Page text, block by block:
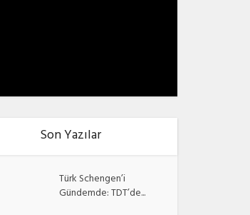
Son Yazılar
Türk Schengen’i
Gündemde: TDT’de...